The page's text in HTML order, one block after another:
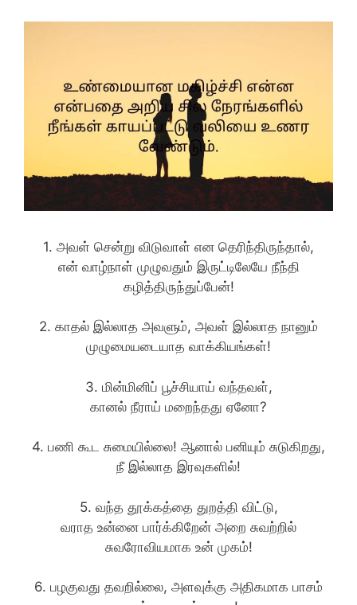
1. அவள் சென்று விடுவாள் என தெரிந்திருந்தால்,
என் வாழ்நாள் முழுவதும் இருட்டிலேயே நீந்தி
கழித்திருந்துப்பேன்!
2. காதல் இல்லாத அவளும், அவள் இல்லாத நானும்
முழுமையடையாத வாக்கியங்கள்!
3. மின்மினிப் பூச்சியாய் வந்தவள்,
கானல் நீராய் மறைந்தது ஏனோ?
4. பணி கூட சுமையில்லை! ஆனால் பனியும் சுடுகிறது,
நீ இல்லாத இரவுகளில்!
5. வந்த தூக்கத்தை துறத்தி விட்டு,
வராத உன்னை பார்க்கிறேன் அறை சுவற்றில்
சுவரோவியமாக உன் முகம்!
6. பழகுவது தவறில்லை, அளவுக்கு அதிகமாக பாசம்